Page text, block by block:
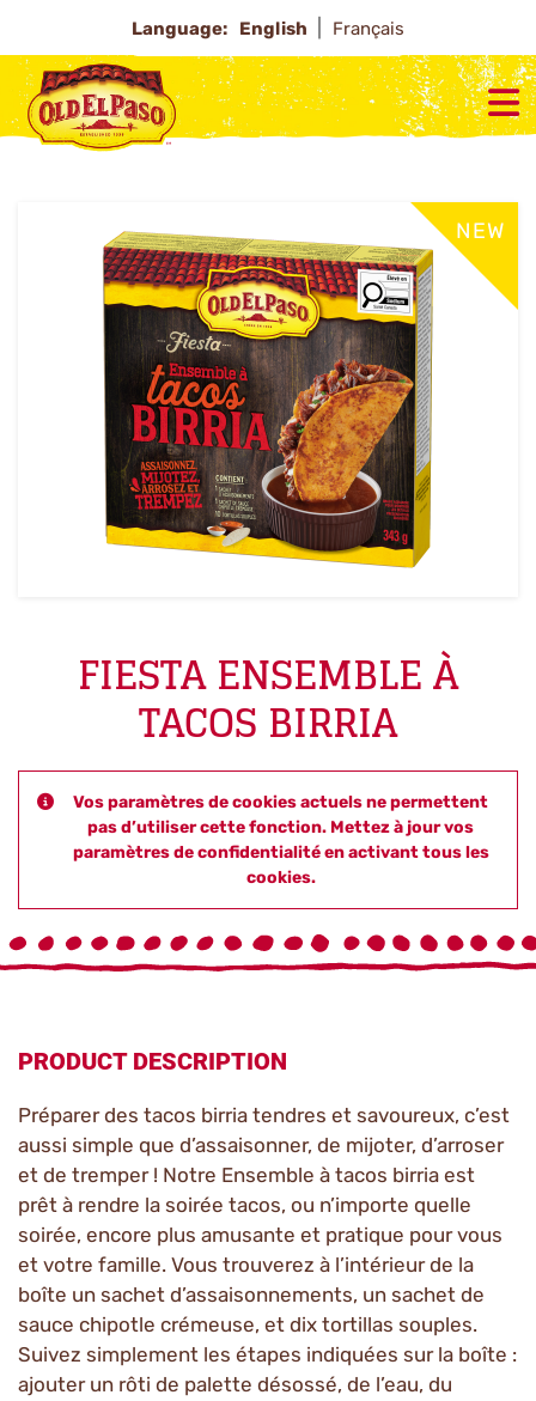
Language: English Français
NEW
FIESTA ENSEMBLE À
TACOS BIRRIA
Vos paramètres de cookies actuels ne permettent
pas d’utiliser cette fonction. Mettez à jour vos
paramètres de confidentialité en activant tous les
cookies.
PRODUCT DESCRIPTION
Préparer des tacos birria tendres et savoureux, c’est
aussi simple que d’assaisonner, de mijoter, d’arroser
et de tremper ! Notre Ensemble à tacos birria est
prêt à rendre la soirée tacos, ou n’importe quelle
soirée, encore plus amusante et pratique pour vous
et votre famille. Vous trouverez à l’intérieur de la
boîte un sachet d’assaisonnements, un sachet de
sauce chipotle crémeuse, et dix tortillas souples.
Suivez simplement les étapes indiquées sur la boîte :
ajouter un rôti de palette désossé, de l’eau, du